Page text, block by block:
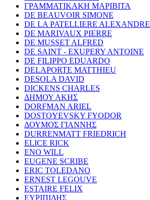
ΓΡΑΜΜΑΤΙΚΑΚΗ ΜΑΡΙΒΙΤΑ
DE BEAUVOIR SIMONE
DE LA PATELLIERE ALEXANDRE
DE MARIVAUX PIERRE
DE MUSSET ALFRED
DE SAINT - EXUPERY ANTOINE
DE FILIPPO EDUARDO
DELAPORTE MATTHIEU
DESOLA DAVID
DICKENS CHARLES
ΔΗΜΟΥ ΑΚΗΣ
DORFMAN ARIEL
DOSTOYEVSKY FYODOR
ΔΟΥΜΟΣ ΓΙΑΝΝΗΣ
DURRENMATT FRIEDRICH
ELICE RICK
ENO WILL
EUGENE SCRIBE
ERIC TOLEDANO
ERNEST LEGOUVE
ESTAIRE FELIX
ΕΥΡΙΠΙΔΗΣ